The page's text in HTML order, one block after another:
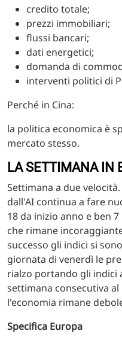
credito totale;
prezzi immobiliari;
flussi bancari;
dati energetici;
domanda di
interventi politici di
Perché in Cina:
la politica economica è
mercato stesso.
LA SETTIMANA IN
Settimana a due
dall'AI continua a fare
18 da inizio anno e ben
che rimane
successo gli indici si
giornata di venerdì le
rialzo portando gli indici
settimana consecutiva
l'economia rimane
Specifica Europa